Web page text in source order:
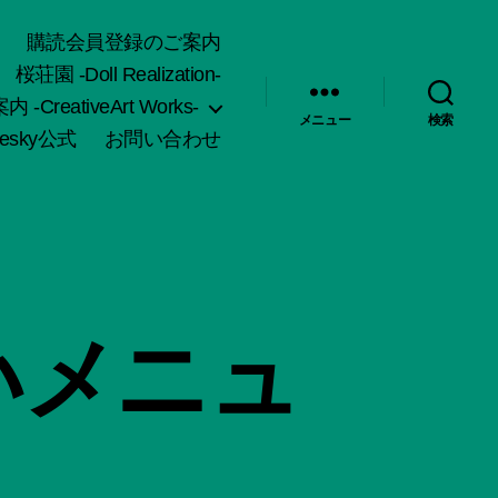
購読会員登録のご案内
桜荘園 -Doll Realization-
内 -CreativeArt Works-
公式 お問い合わせ
メニュー 検索
メニュ